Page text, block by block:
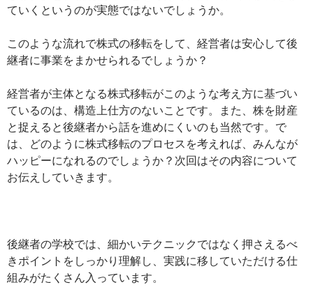
ていくというのが実態ではないでしょうか。
このような流れで株式の移転をして、経営者は安心して後
継者に事業をまかせられるでしょうか？
経営者が主体となる株式移転がこのような考え方に基づい
ているのは、構造上仕方のないことです。また、株を財産
と捉えると後継者から話を進めにくいのも当然です。で
は、どのように株式移転のプロセスを考えれば、みんなが
ハッピーになれるのでしょうか？次回はその内容について
お伝えしていきます。
後継者の学校では、細かいテクニックではなく押さえるべ
きポイントをしっかり理解し、実践に移していただける仕
組みがたくさん入っています。